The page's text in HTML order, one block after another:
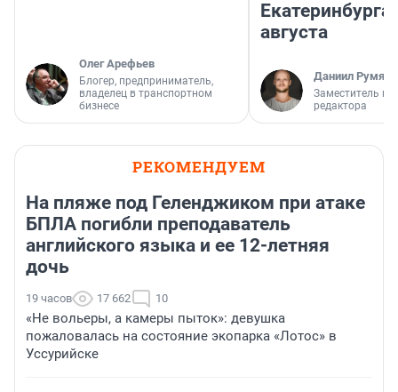
Олег Арефьев
Блогер, предприниматель,
владелец в транспортном
бизнесе
Екатеринбурга
августа
Даниил
Заместитель
редактора
РЕКОМЕНДУЕМ
На пляже под Геленджиком при атаке
БПЛА погибли преподаватель
английского языка и ее 12-летняя
дочь
19 часов 17 662 10
«Не вольеры, а камеры пыток»: девушка
пожаловалась на состояние экопарка «Лотос» в
Уссурийске